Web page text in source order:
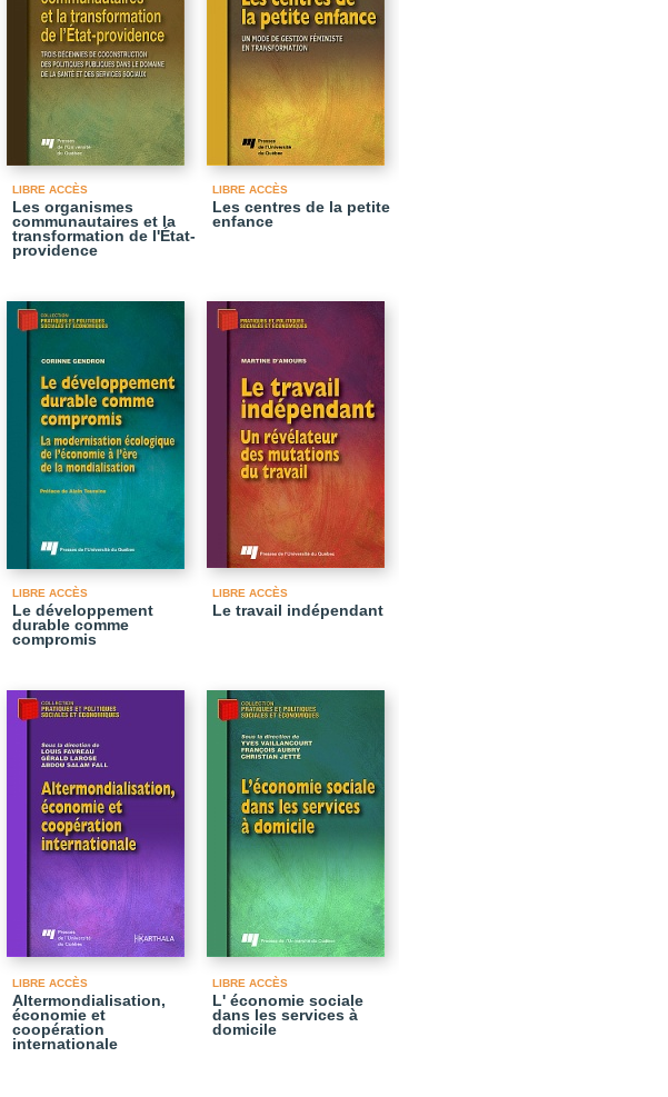
LIBRE ACCÈS
Les organismes
communautaires et la
transformation de l'État-
providence
LIBRE ACCÈS
Les centres de la petite
enfance
LIBRE ACCÈS
Le développement
durable comme
compromis
LIBRE ACCÈS
Le travail indépendant
LIBRE ACCÈS
Altermondialisation,
économie et
coopération
internationale
LIBRE ACCÈS
L' économie sociale
dans les services à
domicile